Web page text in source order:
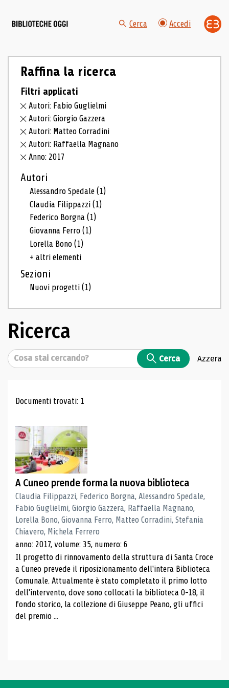
Cerca Accedi
Raffina la ricerca
Filtri applicati
Autori: Fabio Guglielmi
Autori: Giorgio Gazzera
Autori: Matteo Corradini
Autori: Raffaella Magnano
Anno: 2017
Autori
Alessandro Spedale(1)
Claudia Filippazzi(1)
Federico Borgna(1)
Giovanna Ferro(1)
Lorella Bono(1)
+ altri elementi
Sezioni
Nuovi progetti(1)
Ricerca
Cerca Cerca Azzera
Risultati di ricerca
Documenti trovati: 1
A Cuneo prende forma la nuova biblioteca
Claudia Filippazzi, Federico Borgna, Alessandro Spedale,
Fabio Guglielmi, Giorgio Gazzera, Raffaella Magnano,
Lorella Bono, Giovanna Ferro, Matteo Corradini, Stefania
Chiavero, Michela Ferrero
anno: 2017, volume: 35, numero: 6
Il progetto di rinnovamento della struttura di Santa Croce
a Cuneo prevede il riposizionamento dell'intera Biblioteca
Comunale. Attualmente è stato completato il primo lotto
dell'intervento, dove sono collocati la biblioteca 0-18, il
fondo storico, la collezione di Giuseppe Peano, gli uffici
del premio ...